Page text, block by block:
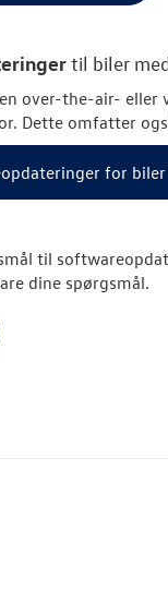
til biler
over-the-air-
Dette omfatter
for
til
dine spørgsmål.